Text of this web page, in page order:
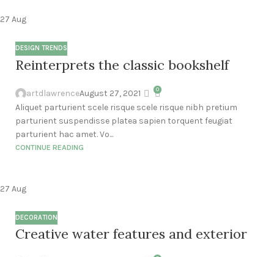
27 Aug
DESIGN TRENDS
Reinterprets the classic bookshelf
artdlawrenceAugust 27, 2021 0
Aliquet parturient scele risque scele risque nibh pretium
parturient suspendisse platea sapien torquent feugiat
parturient hac amet. Vo...
CONTINUE READING
27 Aug
DECORATION
Creative water features and exterior